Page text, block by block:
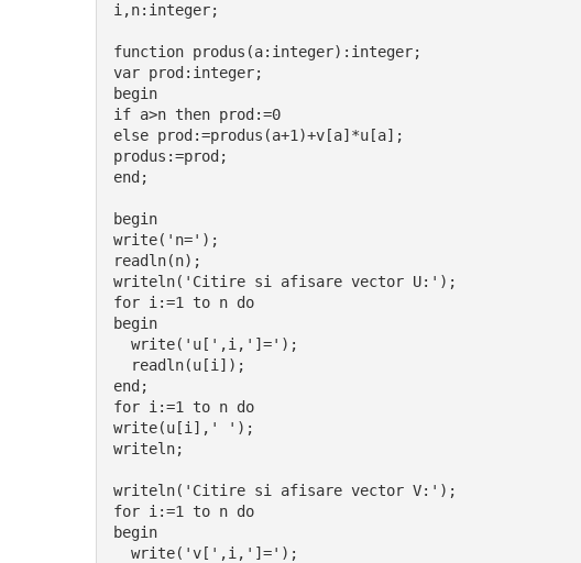
i,n:integer;
function produs(a:integer):integer;
var prod:integer;
begin
if a>n then prod:=0
else prod:=produs(a+1)+v[a]*u[a];
produs:=prod;
end;
begin
write('n=');
readln(n);
writeln('Citire si afisare vector U:');
for i:=1 to n do
begin
  write('u[',i,']=');
  readln(u[i]);
end;
for i:=1 to n do
write(u[i],' ');
writeln;
writeln('Citire si afisare vector V:');
for i:=1 to n do
begin
  write('v[',i,']=');